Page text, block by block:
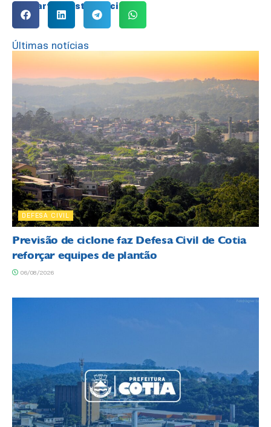
Compartilhe esta notícia:
Últimas notícias
DEFESA CIVIL
Previsão de ciclone faz Defesa Civil de Cotia
reforçar equipes de plantão
06/08/2026